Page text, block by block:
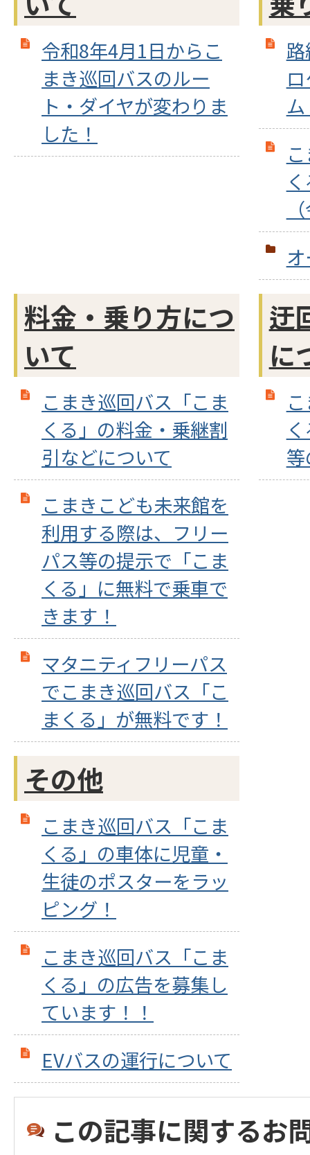
令和8年4月1日からこ
まき巡回バスのルー
ト・ダイヤが変わりま
した！
料金・乗り方につ
いて
こまき巡回バス「こま
くる」の料金・乗継割
引などについて
こまきこども未来館を
利用する際は、フリー
パス等の提示で「こま
くる」に無料で乗車で
きます！
マタニティフリーパス
でこまき巡回バス「こ
まくる」が無料です！
迂
に
その他
こまき巡回バス「こま
くる」の車体に児童・
生徒のポスターをラッ
ピング！
こまき巡回バス「こま
くる」の広告を募集し
ています！！
EVバスの運行について
この記事に関するお